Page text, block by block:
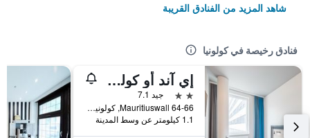
شاهد المزيد من الفنادق القريبة
فنادق رخيصة في كولونيا
إي آند أو كولن نيوماركت
2 نجمتين
جيد 7.1
Mauritiuswall 64-66, كولونيا, ولاية شمال الراين وستفاليا, ألمانيا
1.1 كيلومتر عن وسط المدينة